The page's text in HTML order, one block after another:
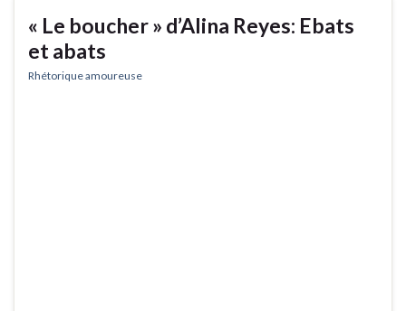
« Le boucher » d’Alina Reyes: Ebats
et abats
Rhétorique amoureuse